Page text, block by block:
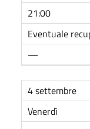
21:00
Eventuale
—
4 settembre
Venerdì